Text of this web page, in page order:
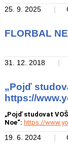
25. 9. 2025
|
FLORBAL
31. 12. 2018 |
„Pojď
https://
„Pojď studovat
Noe“: https://
19. 6. 2024 |